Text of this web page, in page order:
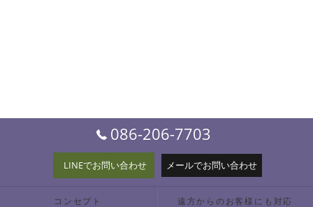
086-206-7703
LINEでお問い合わせ メールでお問い合わせ
コンセプト 遠方からのお客様にも対応